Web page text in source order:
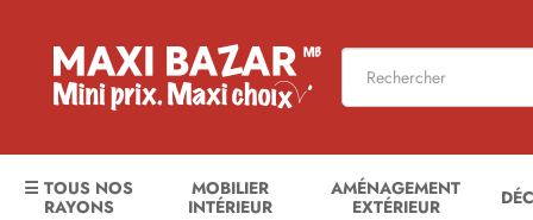
☰ TOUS NOS
RAYONS
MOBILIER
INTÉRIEUR
AMÉNAGEMENT
EXTÉRIEUR